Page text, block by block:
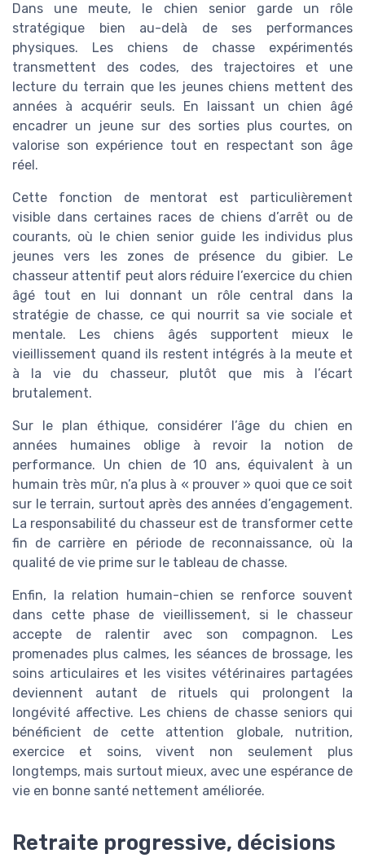
Dans une meute, le chien senior garde un rôle
stratégique bien au-delà de ses performances
physiques. Les chiens de chasse expérimentés
transmettent des codes, des trajectoires et une
lecture du terrain que les jeunes chiens mettent des
années à acquérir seuls. En laissant un chien âgé
encadrer un jeune sur des sorties plus courtes, on
valorise son expérience tout en respectant son âge
réel.
Cette fonction de mentorat est particulièrement
visible dans certaines races de chiens d’arrêt ou de
courants, où le chien senior guide les individus plus
jeunes vers les zones de présence du gibier. Le
chasseur attentif peut alors réduire l’exercice du chien
âgé tout en lui donnant un rôle central dans la
stratégie de chasse, ce qui nourrit sa vie sociale et
mentale. Les chiens âgés supportent mieux le
vieillissement quand ils restent intégrés à la meute et
à la vie du chasseur, plutôt que mis à l’écart
brutalement.
Sur le plan éthique, considérer l’âge du chien en
années humaines oblige à revoir la notion de
performance. Un chien de 10 ans, équivalent à un
humain très mûr, n’a plus à « prouver » quoi que ce soit
sur le terrain, surtout après des années d’engagement.
La responsabilité du chasseur est de transformer cette
fin de carrière en période de reconnaissance, où la
qualité de vie prime sur le tableau de chasse.
Enfin, la relation humain-chien se renforce souvent
dans cette phase de vieillissement, si le chasseur
accepte de ralentir avec son compagnon. Les
promenades plus calmes, les séances de brossage, les
soins articulaires et les visites vétérinaires partagées
deviennent autant de rituels qui prolongent la
longévité affective. Les chiens de chasse seniors qui
bénéficient de cette attention globale, nutrition,
exercice et soins, vivent non seulement plus
longtemps, mais surtout mieux, avec une espérance de
vie en bonne santé nettement améliorée.
Retraite progressive, décisions